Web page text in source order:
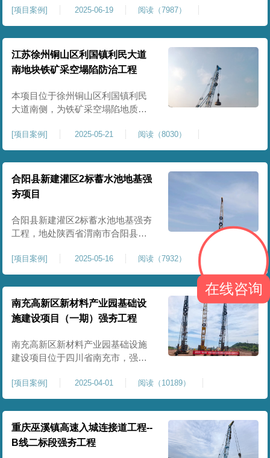
积约 20000 平方米，采用满场强夯
加固方式改善场地工程地质条件，
有效提高地基承载力、控制不均匀
沉降，满足变电站各类构支架、电
气设备及配套设施建设标准。本项
目是嵩县重要电力基础设施，投运
后优化区域电网布局，增强当
[项目案例] 2025-06-19 阅读（7987）
江苏徐州铜山区利国镇利民大道
南地块铁矿采空塌陷防治工程
本项目位于徐州铜山区利国镇利民
大道南侧，为铁矿采空塌陷地质灾
35000㎡。针对区域铁矿开采遗留的
地层松散、裂隙发育、塌陷沉降等
隐患，采用强夯工艺加固场地地
基，消除采空地质风险，提升场地
整体稳定性与承载力，彻底改善地
块建设条件，实现矿区地质灾害治
理与土地安全利用。
[项目案例] 2025-05-21 阅读（8030）
合阳县新建灌区2标蓄水池地基强
夯项目
合阳县新建灌区2标蓄水池地基强夯
工程，地处陕西省渭南市合阳县，
的关键前置工程，主要服务于片区
农业灌溉蓄水配套建设，为后续蓄
水池主体施工筑牢地基基础，保障
灌区水利设施长期稳定运行。本工
程核心施工内容为蓄水池场地地基
强夯加固处理，总强夯施工面积
25000㎡，施工完成后场地上部将新
[项目案例] 2025-05-16 阅读（7932）
南充高新区新材料产业园基础设
施建设项目（一期）强夯工程
南充高新区新材料产业园基础设施
建设项目位于四川省南充市，强夯
软弱土、回填土等复杂地质，采用
强夯地基加固，深层加固地基、提
升承载力、严控工后沉降，为厂
房、道路及配套设施筑牢基础。本
项目施工作业面积大，我司将整个
场地施工区域合理划分为若干个区
[项目案例] 2025-04-01 阅读（10189）
重庆巫溪镇高速入城连接道工程--
B线二标段强夯工程
在线咨询